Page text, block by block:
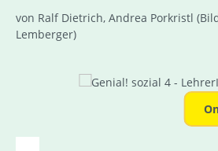
von Ralf Dietrich, Andrea Porkristl
Lemberger)
Bildergalerie überspringen